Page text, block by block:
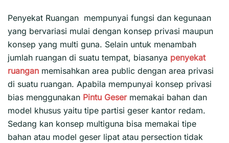
Penyekat Ruangan mempunyai fungsi dan kegunaan
yang bervariasi mulai dengan konsep privasi maupun
konsep yang multi guna. Selain untuk menambah
jumlah ruangan di suatu tempat, biasanya penyekat
ruangan memisahkan area public dengan area privasi
di suatu ruangan. Apabila mempunyai konsep privasi
bias menggunakan Pintu Geser memakai bahan dan
model khusus yaitu tipe partisi geser kantor redam.
Sedang kan konsep multiguna bisa memakai tipe
bahan atau model geser lipat atau persection tidak